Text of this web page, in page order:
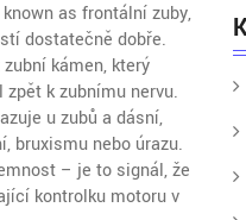
as frontální zuby,
dostatečně dobře.
kámen, který
k zubnímu nervu.
u zubů a dásní,
bruxismu nebo úrazu.
– je to signál, že
kontrolku motoru v